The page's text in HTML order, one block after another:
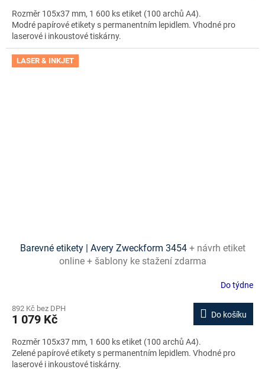
Rozměr 105x37 mm, 1 600 ks etiket (100 archů A4).
Modré papírové etikety s permanentním lepidlem. Vhodné pro
laserové i inkoustové tiskárny.
LASER & INKJET
Barevné etikety | Avery Zweckform 3454 + návrh etiket
online + šablony ke stažení zdarma
Do týdne
892 Kč bez DPH
1 079 Kč Do košíku
Rozměr 105x37 mm, 1 600 ks etiket (100 archů A4).
Zelené papírové etikety s permanentním lepidlem. Vhodné pro
laserové i inkoustové tiskárny.